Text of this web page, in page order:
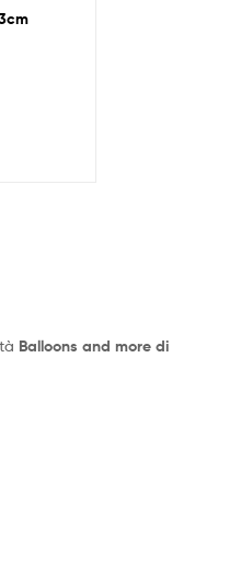
Balloons and more di